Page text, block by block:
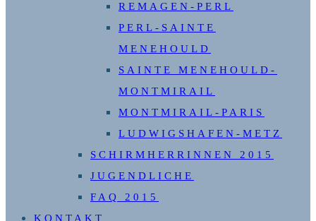
REMAGEN-PERL
PERL-SAINTE
MENEHOULD
SAINTE MENEHOULD-
MONTMIRAIL
MONTMIRAIL-PARIS
LUDWIGSHAFEN-METZ
SCHIRMHERRINNEN 2015
JUGENDLICHE
FAQ 2015
KONTAKT